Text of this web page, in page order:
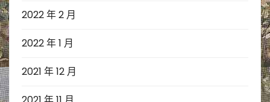
2022 年 2 月
2022 年 1 月
2021 年 12 月